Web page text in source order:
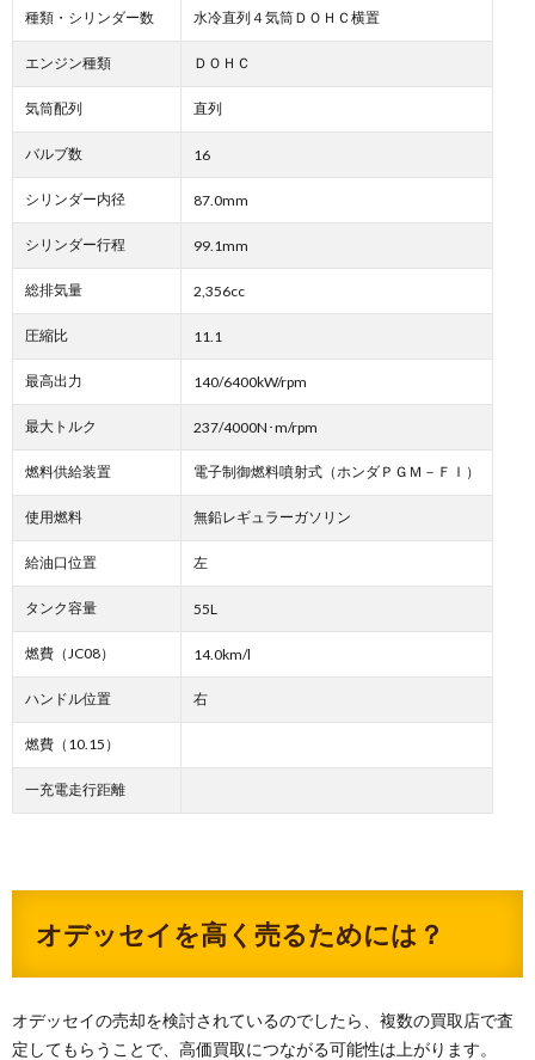
種類・シリンダー数 水冷直列４気筒ＤＯＨＣ横置
エンジン種類 ＤＯＨＣ
気筒配列 直列
バルブ数 16
シリンダー内径 87.0mm
シリンダー行程 99.1mm
総排気量 2,356cc
圧縮比 11.1
最高出力 140/6400kW/rpm
最大トルク 237/4000N･m/rpm
燃料供給装置 電子制御燃料噴射式（ホンダＰＧＭ－ＦＩ）
使用燃料 無鉛レギュラーガソリン
給油口位置 左
タンク容量 55L
燃費（JC08） 14.0km/l
ハンドル位置 右
燃費（10.15）
一充電走行距離
オデッセイを高く売るためには？
オデッセイの売却を検討されているのでしたら、複数の買取店で査
定してもらうことで、高価買取につながる可能性は上がります。